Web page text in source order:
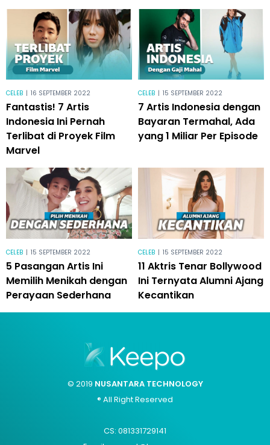
CELEB | 16 SEPTEMBER 2022
Fantastis! 7 Artis
Indonesia Ini Pernah
Terlibat di Proyek Film
Marvel
CELEB | 15 SEPTEMBER 2022
7 Artis Indonesia dengan
Bayaran Termahal, Ada
yang 1 Miliar Per Episode
CELEB | 15 SEPTEMBER 2022
5 Pasangan Artis Ini
Memilih Menikah dengan
Perayaan Sederhana
CELEB | 15 SEPTEMBER 2022
11 Aktris Tenar Bollywood
Ini Ternyata Alumni Ajang
Kecantikan
© 2019 NUSANTARA TECHNOLOGY
® All Right Reserved
CS: 081331729141